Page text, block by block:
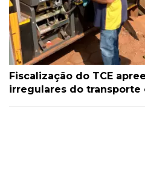
Fiscalização do TCE
irregulares do transporte